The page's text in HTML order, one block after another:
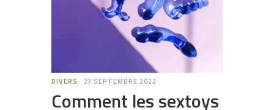
DIVERS 27 SEPTEMBRE 2022
Comment les sextoys